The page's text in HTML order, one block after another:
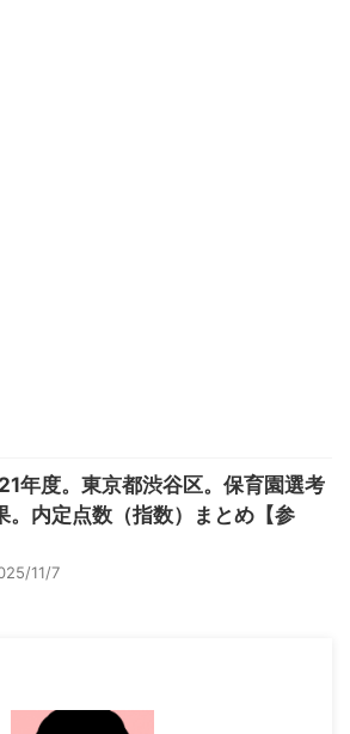
年度。東京都渋谷区。保育園選考
。内定点数（指数）まとめ【参
11/7